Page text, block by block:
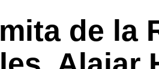
de la